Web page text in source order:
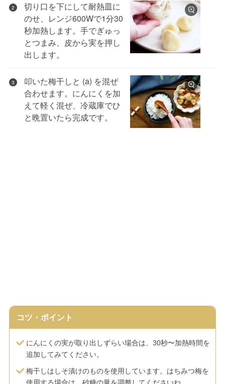
2
切り口を下にして耐熱皿に
のせ、レンジ600Wで1分30
秒加熱します。手でぎゅっ
とつまみ、皮から実を押し
出します。
3
叩いた梅干しと (a) を混ぜ
合わせます。にんにくを加
えて軽く混ぜ、冷蔵庫でひ
と晩置いたら完成です。
コツ・ポイント
にんにくの実が取り出しずらい場合は、30秒〜加熱時間を
追加してみてください。
梅干しはしそ漬けのものを使用しています。はちみつ梅を